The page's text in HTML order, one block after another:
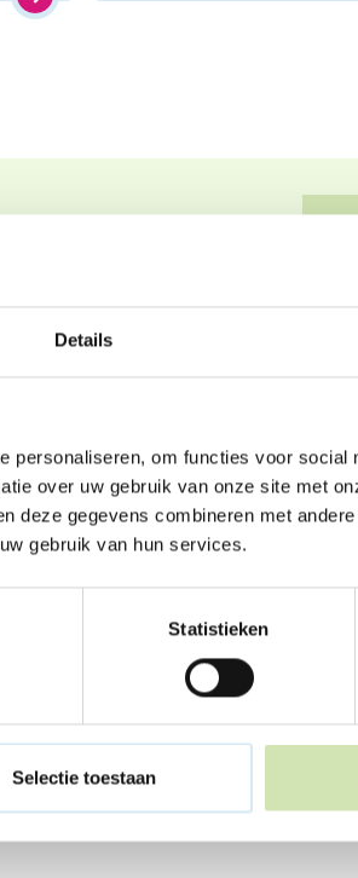
Details
personaliseren, om functies voor social
over uw gebruik van onze site met
deze gegevens combineren met
gebruik van hun services.
Statistieken
Selectie toestaan
ek in skieding
in eigen Buddy en je
oer je dei. De buddy
en hast der gjin